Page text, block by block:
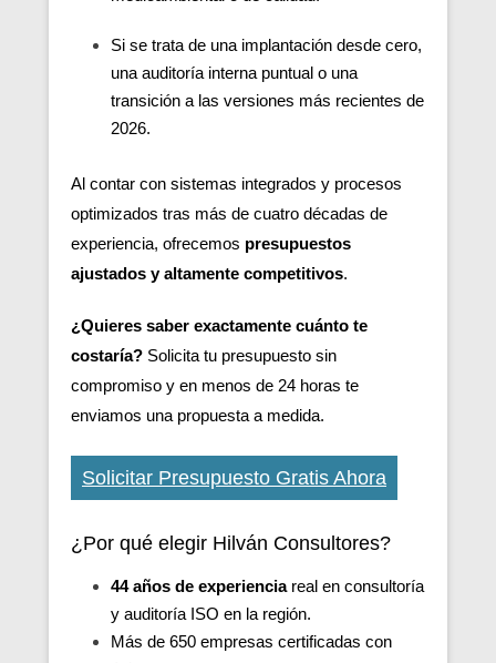
Si se trata de una implantación desde cero,
una auditoría interna puntual o una
transición a las versiones más recientes de
2026.
Al contar con sistemas integrados y procesos
optimizados tras más de cuatro décadas de
experiencia, ofrecemos presupuestos
ajustados y altamente competitivos.
¿Quieres saber exactamente cuánto te
costaría? Solicita tu presupuesto sin
compromiso y en menos de 24 horas te
enviamos una propuesta a medida.
Solicitar Presupuesto Gratis Ahora
¿Por qué elegir Hilván Consultores?
44 años de experienciareal en consultoría
y auditoría ISO en la región.
Más de 650 empresas certificadas con